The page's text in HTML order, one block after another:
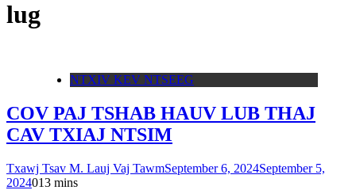
lug
NTXIV KEV NTSEEG
COV PAJ TSHAB HAUV LUB THAJ
CAV TXIAJ NTSIM
Txawj Tsav M. Lauj Vaj TawmSeptember 6, 2024September 5,
2024013 mins